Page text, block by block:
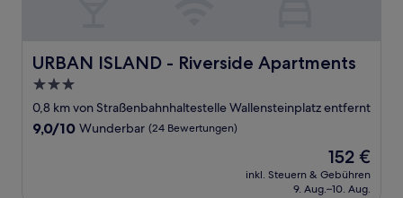
URBAN ISLAND - Riverside Apartments
URBAN ISLAND - Riverside Apartments
3.0-
Sterne-
Unterkunft
0,8 km von Straßenbahnhaltestelle Wallensteinplatz entfernt
9.0
9,0/10 Wunderbar (24 Bewertungen)
Der
Preis
beträgt
152 €
inkl. Steuern & Gebühren
9. Aug.–10. Aug.